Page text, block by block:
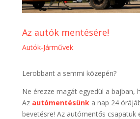
Az autók mentésére!
Autók-Járművek
Lerobbant a semmi közepén?
Ne érezze magát egyedül a bajban,
Az autómentésünka nap 24
bevetésre! Az autómentős csapatuk